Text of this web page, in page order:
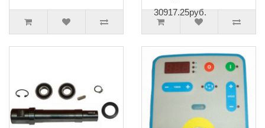
30917.25руб.